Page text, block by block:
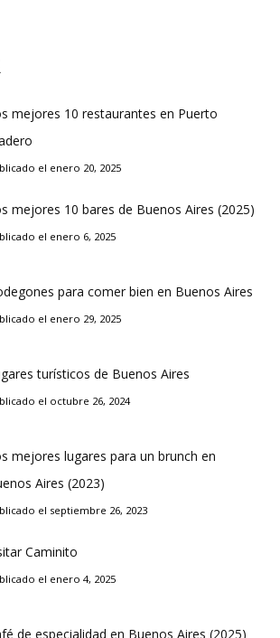
mejores 10 restaurantes en Puerto
el enero 20, 2025
mejores 10 bares de Buenos Aires (2025)
el enero 6, 2025
para comer bien en Buenos Aires
el enero 29, 2025
turísticos de Buenos Aires
el octubre 26, 2024
mejores lugares para un brunch en
Aires (2023)
el septiembre 26, 2023
Caminito
el enero 4, 2025
de especialidad en Buenos Aires (2025)